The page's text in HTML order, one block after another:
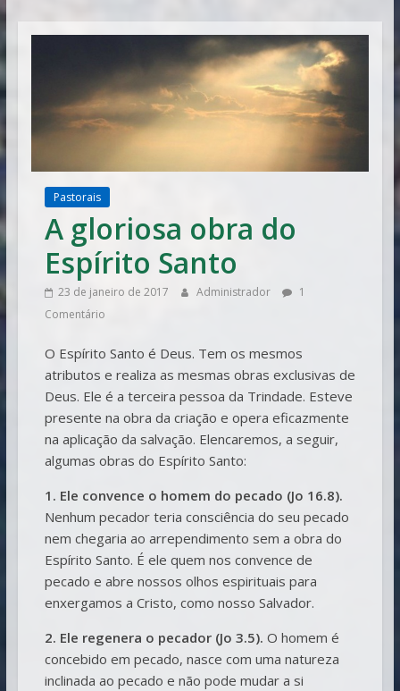
Pastorais
A gloriosa obra do
Espírito Santo
23 de janeiro de 2017 Administrador
1
Comentário
O Espírito Santo é Deus. Tem os mesmos
atributos e realiza as mesmas obras exclusivas de
Deus. Ele é a terceira pessoa da Trindade. Esteve
presente na obra da criação e opera eficazmente
na aplicação da salvação. Elencaremos, a seguir,
algumas obras do Espírito Santo:
1. Ele convence o homem do pecado (Jo 16.8).
Nenhum pecador teria consciência do seu pecado
nem chegaria ao arrependimento sem a obra do
Espírito Santo. É ele quem nos convence de
pecado e abre nossos olhos espirituais para
enxergamos a Cristo, como nosso Salvador.
2. Ele regenera o pecador (Jo 3.5). O homem é
concebido em pecado, nasce com uma natureza
inclinada ao pecado e não pode mudar a si